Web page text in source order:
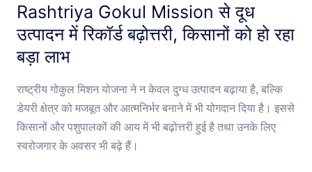
Rashtriya Gokul Mission से दूध
उत्पादन में रिकॉर्ड बढ़ोत्तरी, किसानों को हो रहा
बड़ा लाभ
राष्ट्रीय गोकुल मिशन योजना ने न केवल दुग्ध उत्पादन बढ़ाया है, बल्कि
डेयरी क्षेत्र को मजबूत और आत्मनिर्भर बनाने में भी योगदान दिया है। इससे
किसानों और पशुपालकों की आय में भी बढ़ोत्तरी हुई है तथा उनके लिए
स्वरोजगार के अवसर भी बढ़े हैं।